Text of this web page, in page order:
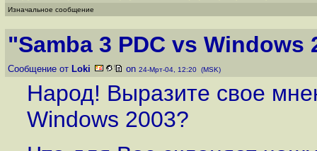
Изначальное сообщение
"Samba 3 PDC vs Windows
Сообщение от Loki on 24-Мрт-04, 12:20 (MSK)
Народ! Выразите свое
Windows 2003?